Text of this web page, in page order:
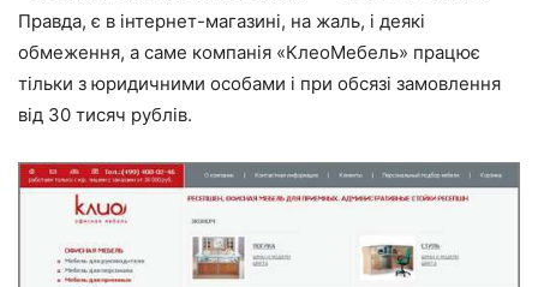
Правда, є в інтернет-магазині, на жаль, і деякі
обмеження, а саме компанія «КлеоМебель» працює
тільки з юридичними особами і при обсязі замовлення
від 30 тисяч рублів.